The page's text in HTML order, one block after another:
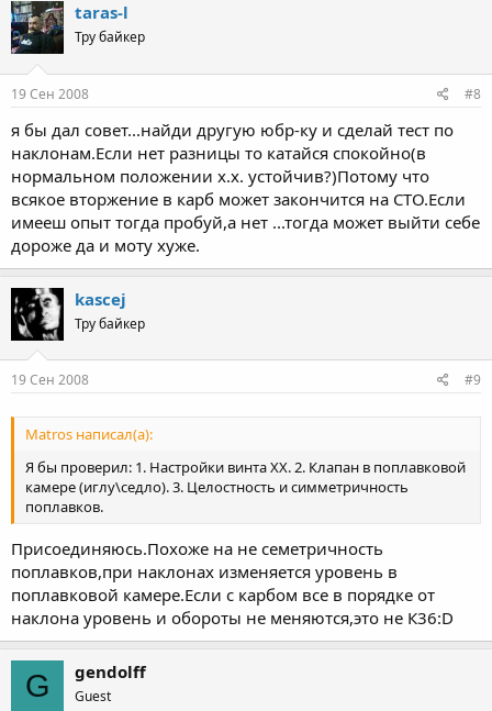
taras-l
Тру байкер
19 Сен 2008 #8
я бы дал совет...найди другую юбр-ку и сделай тест по
наклонам.Если нет разницы то катайся спокойно(в
нормальном положении х.х. устойчив?)Потому что
всякое вторжение в карб может закончится на СТО.Если
имееш опыт тогда пробуй,а нет ...тогда может выйти себе
дороже да и моту хуже.
kascej
Тру байкер
19 Сен 2008 #9
Matros написал(а):
Я бы проверил: 1. Настройки винта ХХ. 2. Клапан в поплавковой
камере (иглу\седло). 3. Целостность и симметричность
поплавков.
Присоединяюсь.Похоже на не семетричность
поплавков,при наклонах изменяется уровень в
поплавковой камере.Если с карбом все в порядке от
наклона уровень и обороты не меняются,это не К36:D
G gendolff
Guest